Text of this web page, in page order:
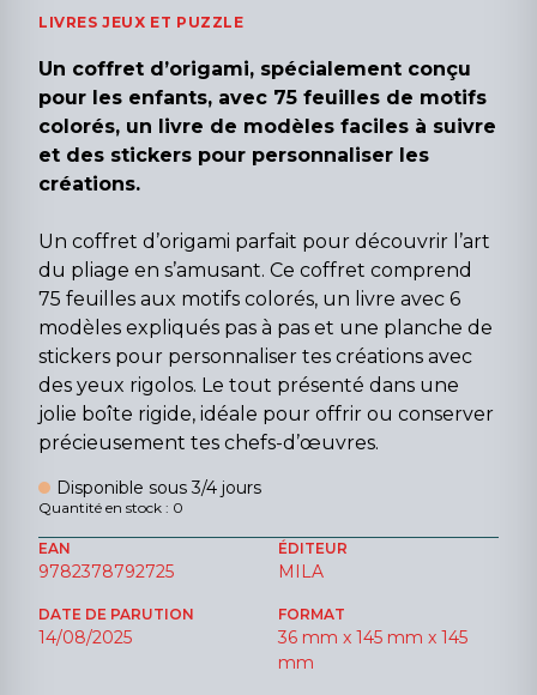
LIVRES JEUX ET PUZZLE
Un coffret d’origami, spécialement conçu
pour les enfants, avec 75 feuilles de motifs
colorés, un livre de modèles faciles à suivre
et des stickers pour personnaliser les
créations.
Un coffret d’origami parfait pour découvrir l’art
du pliage en s’amusant. Ce coffret comprend
75 feuilles aux motifs colorés, un livre avec 6
modèles expliqués pas à pas et une planche de
stickers pour personnaliser tes créations avec
des yeux rigolos. Le tout présenté dans une
jolie boîte rigide, idéale pour offrir ou conserver
précieusement tes chefs-d’œuvres.
Disponible sous 3/4 jours
Quantité en stock : 0
EAN
9782378792725
ÉDITEUR
MILA
DATE DE PARUTION
14/08/2025
FORMAT
36 mm x 145 mm x 145
mm